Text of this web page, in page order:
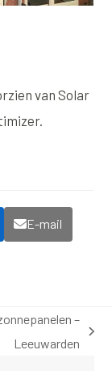
van Solar
E-mail
–
Leeuwarden